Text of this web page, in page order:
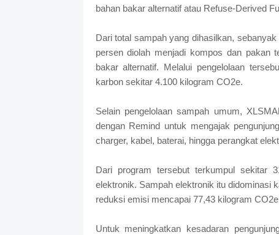
bahan bakar alternatif atau Refuse-Derived
Dari total sampah yang dihasilkan,
persen diolah menjadi kompos dan pakan
bakar alternatif. Melalui pengelolaan
karbon sekitar 4.100 kilogram CO2e.
Selain pengelolaan sampah umum,
dengan Remind untuk mengajak
charger, kabel, baterai, hingga perangkat
Dari program tersebut terkumpul sekitar
elektronik. Sampah elektronik itu didominasi
reduksi emisi mencapai 77,43 kilogram
Untuk meningkatkan kesadaran